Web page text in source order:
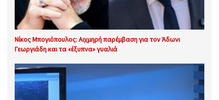
Νίκος Μπογιόπουλος: Αιχμηρή παρέμβαση για τον Άδωνι
Γεωργιάδη και τα «έξυπνα» γυαλιά